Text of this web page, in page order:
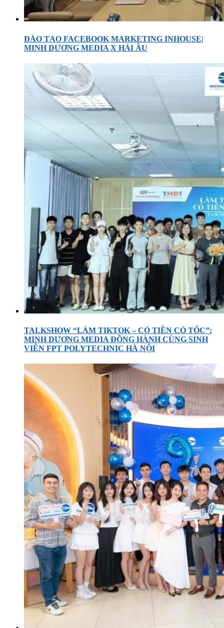
ĐÀO TẠO FACEBOOK MARKETING INHOUSE|
MINH DƯƠNG MEDIA X HẢI ÂU
TALKSHOW “LÀM TIKTOK – CÓ TIỀN CÓ TỐC”:
MINH DƯƠNG MEDIA ĐỒNG HÀNH CÙNG SINH
VIÊN FPT POLYTECHNIC HÀ NỘI